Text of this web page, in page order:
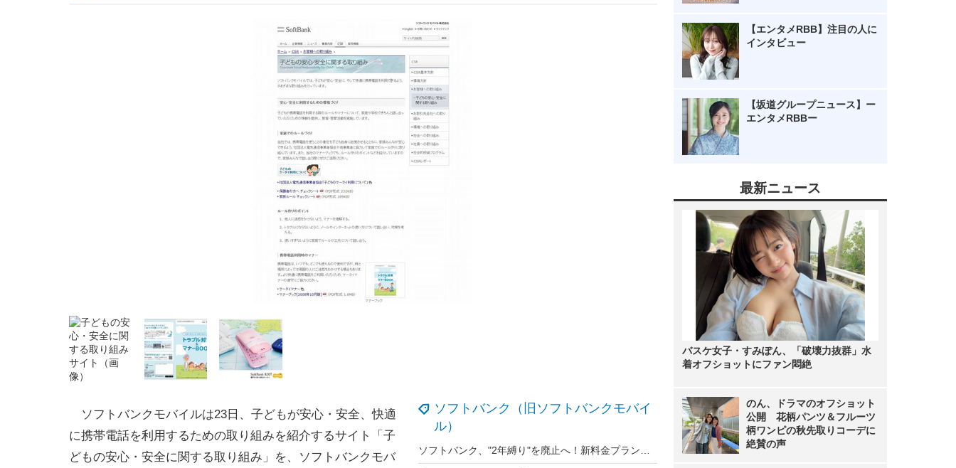
ソフトバンク（旧ソフトバンクモバイ
ル）
ソフトバンク、"2年縛り"を廃止へ！新料金プラン発表
ソフトバンクモバイルは23日、子どもが安心・安全、快適
に携帯電話を利用するための取り組みを紹介するサイト「子
どもの安心・安全に関する取り組み」を、ソフトバンクモバ
【エンタメRBB】注目の人に
インタビュー
【坂道グループニュース】ー
エンタメRBBー
最新ニュース
バスケ女子・すみぽん、「破壊力抜群」水
着オフショットにファン悶絶
のん、ドラマのオフショット
公開 花柄パンツ＆フルーツ
柄ワンピの秋先取りコーデに
絶賛の声